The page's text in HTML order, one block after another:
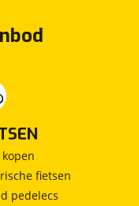
kopen
fietsen
pedelecs